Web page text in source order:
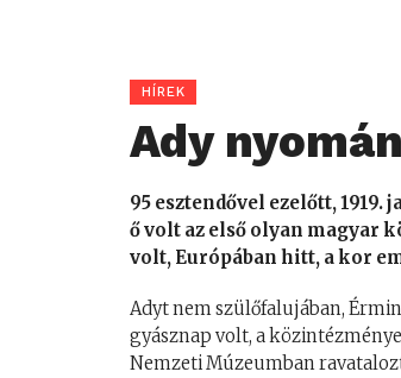
HÍREK
Ady nyomán
95 esztendővel ezelőtt,
ő volt az első olyan magyar
volt, Európában hitt, a kor
Adyt nem szülőfalujában,
gyásznap volt, a
Nemzeti Múzeumban